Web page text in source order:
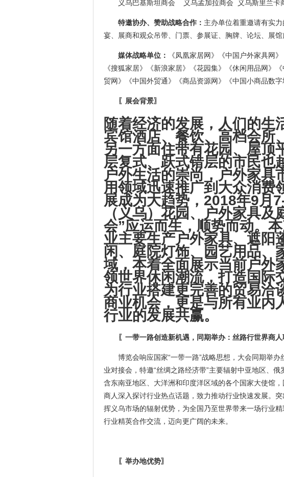
义乌巴基斯坦商会 义乌孟加拉商会 义乌斯里兰卡
特邀协办、赞助战略合作： 主办单位着重邀请有实
宴、展商和观众吊带、门票、参展证、胸牌、论坛、展馆
媒体战略单位：
《凤凰家居网》《中国户外家具网
《搜狐家居》《新浪家居》《花园集》《休闲用品网》
贸网》《中国外贸通》《商品资源网》《中国小商品数字
〖展会背景〗
随着经济的发展，人们的生
宾馆酒店、餐饮、高档会所
另一方面住带有花园、屋顶
层复式、跃式错层的市民也
户外生活的崇尚，户外家具
用领域迅速推广到大众消费
展成为大趋势，2018年9月
（义乌）花园、户外家具及
会”应运而生，顺势而动。
业主要生产户外家具、遮阳
闲、庭院灯饰、园艺用品、
域，本着全面展示当前户外
领世界休闲潮流，打造国际
为行业搭建更完善的贸易洽
商业机会，更是与所有业内
行业的发展共赢。
〖一带一路创造新机遇 ，同期举办：丝路行世界商
博览会响应国家“一带一路”战略思想，大会同期举
业对接会，特邀“丝绸之路经济带”主要辐射中亚地区、
含东南亚地区、大洋洲和印度洋区域的各个国家大使馆
商人深入探讨行业热点话题，致力推动行业快速发展。
挥义乌市场的辐射优势，为全国乃至世界带来一场行业
行业精英合作交流，迈向更广阔的未来。
〖举办地优势〗